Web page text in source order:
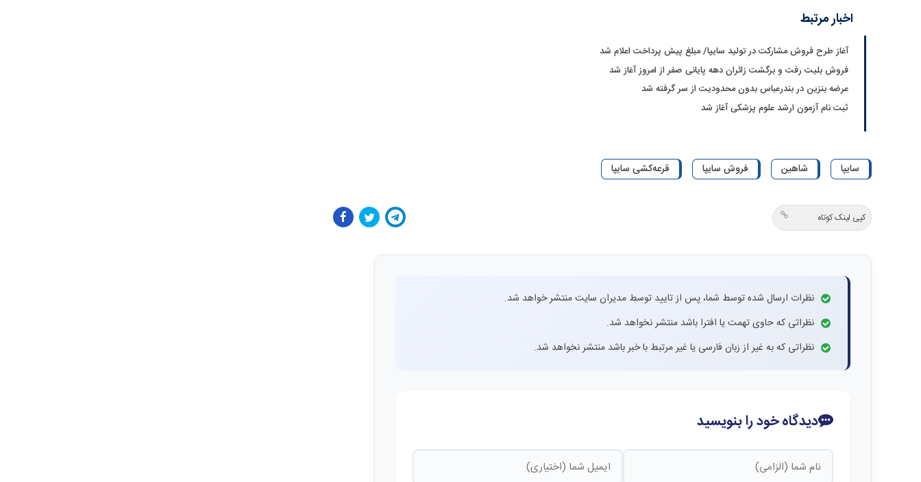
اخبار مرتبط
آغاز طرح فروش مشارکت در تولید سایپا/ مبلغ پیش پرداخت اعلام شد
فروش بلیت رفت و برگشت زائران دهه پایانی صفر از امروز آغاز شد
عرضه بنزین در بندرعباس بدون محدودیت از سر گرفته شد
ثبت نام آزمون ارشد علوم پزشکی آغاز شد
سایپا شاهین فروش سایپا قرعه‌کشی سایپا
کپی لینک کوتاه
نظرات ارسال شده توسط شما، پس از تایید توسط مدیران سایت منتشر خواهد شد.
نظراتی که حاوی تهمت یا افترا باشد منتشر نخواهد شد.
نظراتی که به غیر از زبان فارسی یا غیر مرتبط با خبر باشد منتشر نخواهد شد.
دیدگاه خود را بنویسید